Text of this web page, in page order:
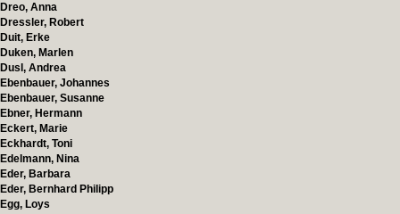
Dreo, Anna
Dressler, Robert
Duit, Erke
Duken, Marlen
Dusl, Andrea
Ebenbauer, Johannes
Ebenbauer, Susanne
Ebner, Hermann
Eckert, Marie
Eckhardt, Toni
Edelmann, Nina
Eder, Barbara
Eder, Bernhard Philipp
Egg, Loys